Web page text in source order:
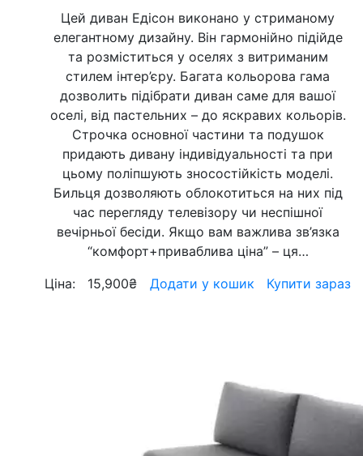
Цей диван Едісон виконано у стриманому
елегантному дизайну. Він гармонійно підійде
та розміститься у оселях з витриманим
стилем інтер’єру. Багата кольорова гама
дозволить підібрати диван саме для вашої
оселі, від пастельних – до яскравих кольорів.
Строчка основної частини та подушок
придають дивану індивідуальності та при
цьому поліпшують зносостійкість моделі.
Бильця дозволяють облокотиться на них під
час перегляду телевізору чи неспішної
вечірньої бесіди. Якщо вам важлива зв’язка
“комфорт+приваблива ціна” – ця…
Ціна:
15,900₴ Додати у кошик Купити зараз